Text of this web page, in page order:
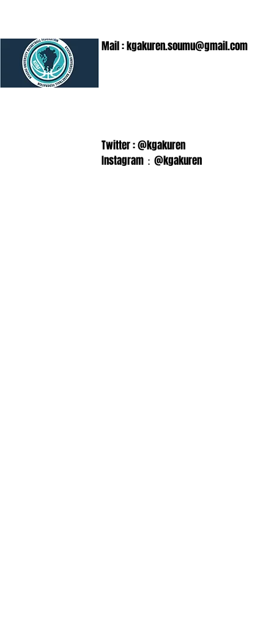
Mail :kgakuren.soumu@gmail.com
Twitter : @kgakuren
Instagram：@kgakuren